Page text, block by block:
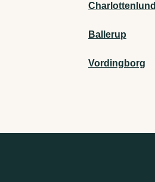
Charlottenlund
Ballerup
Vordingborg